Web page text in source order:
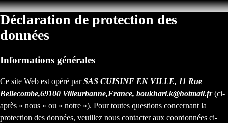
Déclaration de protection des
données
Informations générales
Ce site Web est opéré parSAS CUISINE EN VILLE, 11 Rue
Bellecombe,69100 Villeurbanne,France, boukhari.k@hotmail.fr(ci-
après « nous » ou « notre »). Pour toutes questions concernant la
protection des données, veuillez nous contacter aux coordonnées ci-